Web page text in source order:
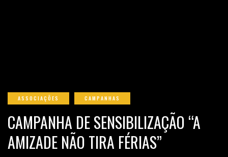
ASSOCIAÇÕES CAMPANHAS
CAMPANHA DE SENSIBILIZAÇÃO “A
AMIZADE NÃO TIRA FÉRIAS”